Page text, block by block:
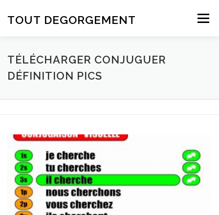
TOUT DEGORGEMENT Menu
TÉLÉCHARGER CONJUGUER
DÉFINITION PICS